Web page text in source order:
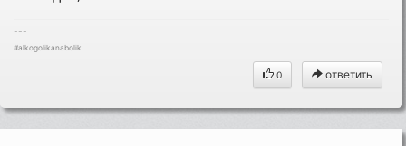
---
#alkogolikanabolik
0 ответить